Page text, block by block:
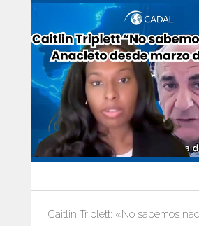
Caitlin Triplett: «No sabemos